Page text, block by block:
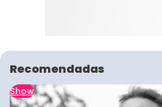
Recomendadas
Show